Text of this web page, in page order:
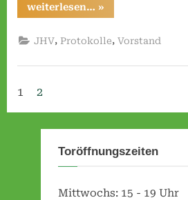
weiterlesen…
vom
(Vereinshaus)”
»
JHV, Protokolle,Vorstand
der
Beiträge
1 2
Toröffnungszeiten
Mittwochs: 15 - 19 Uhr